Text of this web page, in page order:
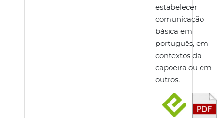
estabelecer
comunicação
básica em
português, em
contextos da
capoeira ou em
outros.